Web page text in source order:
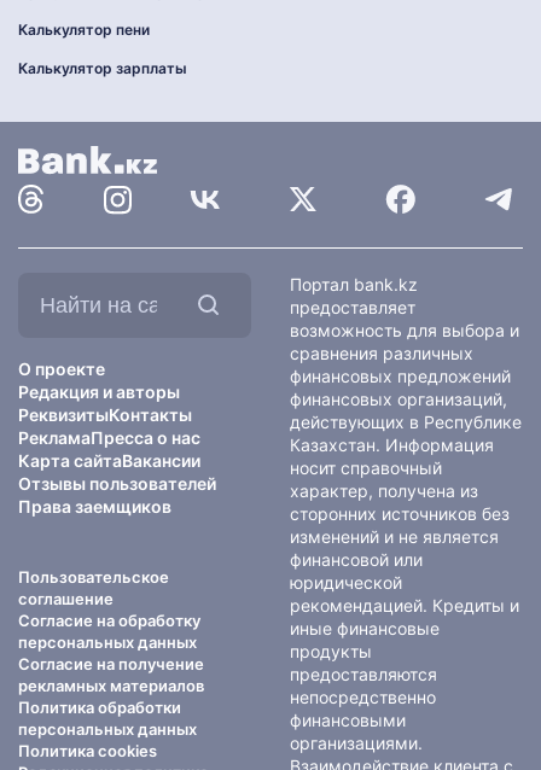
Калькулятор пени
Калькулятор зарплаты
О проекте
Редакция и авторы
РеквизитыКонтакты
РекламаПресса о нас
Карта сайтаВакансии
Отзывы пользователей
Права заемщиков
Пользовательское
соглашение
Согласие на обработку
персональных данных
Согласие на получение
рекламных материалов
Политика обработки
персональных данных
Политика cookies
Портал bank.kz
предоставляет
возможность для выбора и
сравнения различных
финансовых предложений
финансовых организаций,
действующих в Республике
Казахстан. Информация
носит справочный
характер, получена из
сторонних источников без
изменений и не является
финансовой или
юридической
рекомендацией. Кредиты и
иные финансовые
продукты
предоставляются
непосредственно
финансовыми
организациями.